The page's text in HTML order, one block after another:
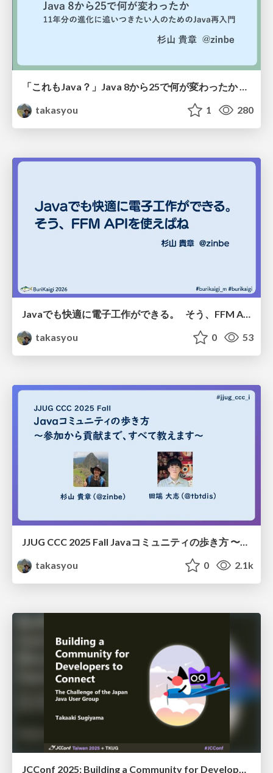
「これもJava？」Java 8から25で何が変わったか ― 11年分の進化に追いつきたい人のためのJava再入門
takasyou
1 280
Javaでも快適に電子工作ができる。 そう、FFM APIを使えばね
takasyou
0 53
JJUG CCC 2025 Fall Javaコミュニティの歩き方 〜参加から貢献まで、すべて教えます〜
takasyou
0 2.1k
JCConf 2025: Building a Community for Developers to Connect